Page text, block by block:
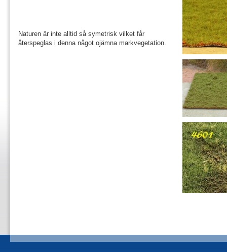
Naturen är inte alltid så symetrisk vilket får
återspeglas i denna något ojämna markvegetation.